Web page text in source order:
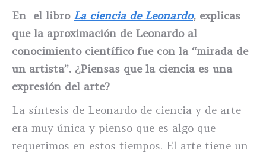
En el libro La ciencia de Leonardo, explicas
que la aproximación de Leonardo al
conocimiento científico fue con la “mirada de
un artista”. ¿Piensas que la ciencia es una
expresión del arte?
La síntesis de Leonardo de ciencia y de arte
era muy única y pienso que es algo que
requerimos en estos tiempos. El arte tiene un